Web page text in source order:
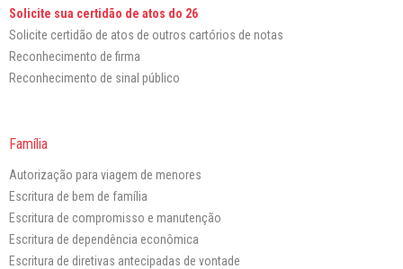
Solicite sua certidão de atos do 26
Solicite certidão de atos de outros cartórios de notas
Reconhecimento de firma
Reconhecimento de sinal público
Família
Autorização para viagem de menores
Escritura de bem de família
Escritura de compromisso e manutenção
Escritura de dependência econômica
Escritura de diretivas antecipadas de vontade